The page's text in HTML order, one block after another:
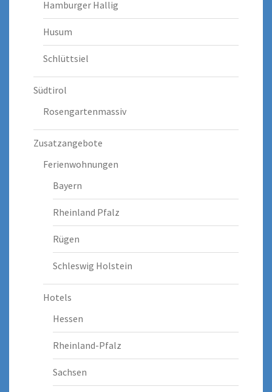
Hamburger Hallig
Husum
Schlüttsiel
Südtirol
Rosengartenmassiv
Zusatzangebote
Ferienwohnungen
Bayern
Rheinland Pfalz
Rügen
Schleswig Holstein
Hotels
Hessen
Rheinland-Pfalz
Sachsen